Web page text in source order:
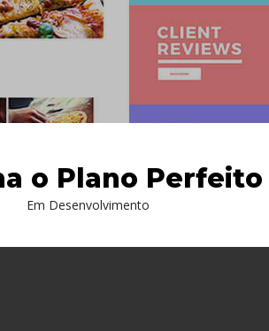
PLANOS...
o Plano Perfeito
Em Desenvolvimento